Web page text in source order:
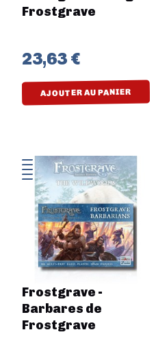
Frostgrave
23,63 €
AJOUTER AU PANIER
Frostgrave -
Barbares de
Frostgrave